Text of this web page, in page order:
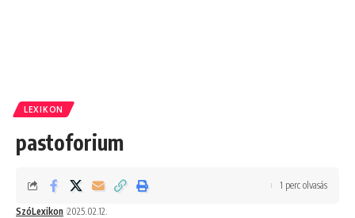
LEXIKON
pastoforium
SzóLexikon 2025.02.12.
1 perc olvasás